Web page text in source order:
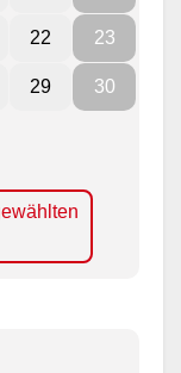
22 23
29 30